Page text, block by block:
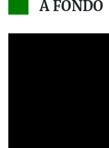
A FONDO